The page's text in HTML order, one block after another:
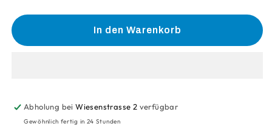
Menge
Menge
fürIn den Warenkorb
Abholung beiWiesenstrasse 2 verfügbar
Gewöhnlich fertig in 24 Stunden